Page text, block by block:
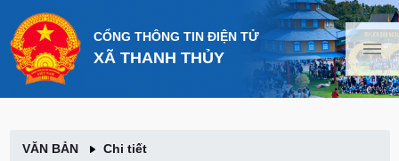
CỔNG THÔNG TIN ĐIỆN TỬ
XÃ THANH THỦY
VĂN BẢN Chi tiết